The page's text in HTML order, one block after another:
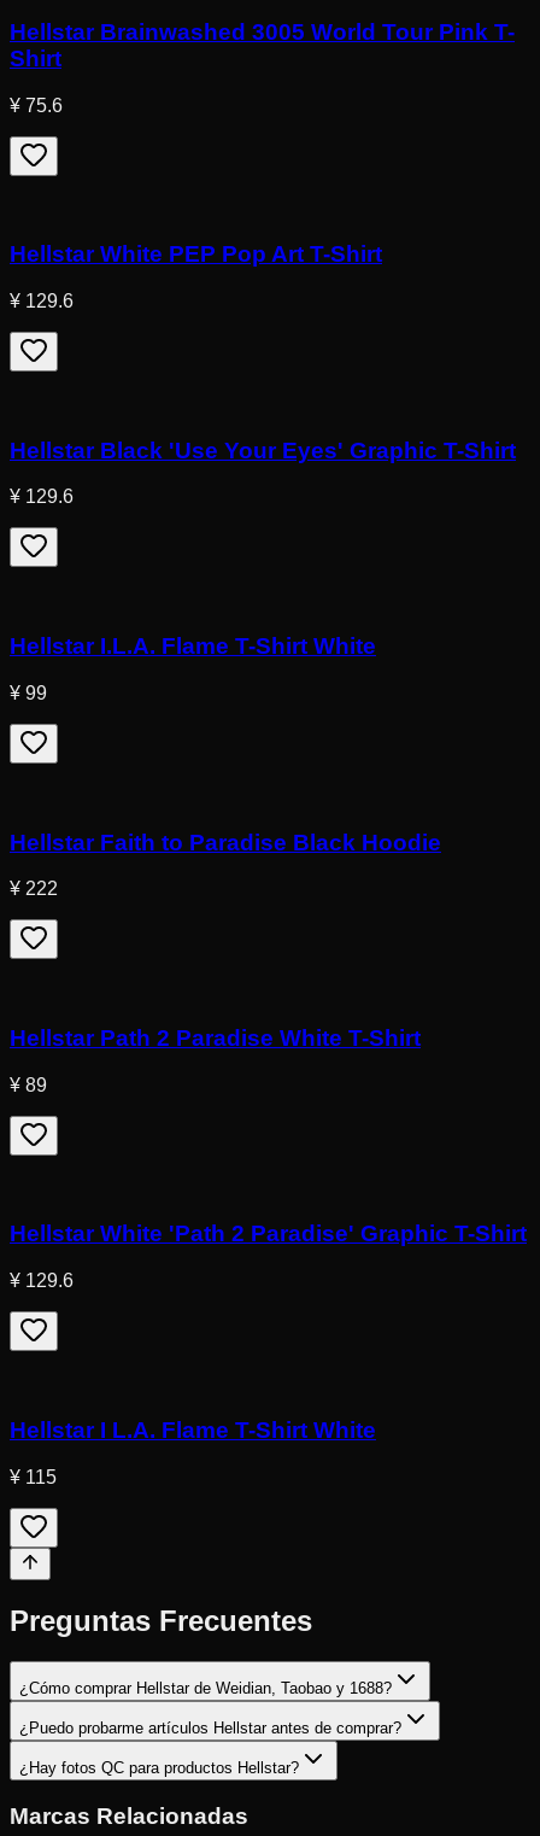
Hellstar Brainwashed 3005 World Tour Pink T-
Shirt
¥ 75.6
Hellstar White PEP Pop Art T-Shirt
¥ 129.6
Hellstar Black 'Use Your Eyes' Graphic T-Shirt
¥ 129.6
Hellstar I.L.A. Flame T-Shirt White
¥ 99
Hellstar Faith to Paradise Black Hoodie
¥ 222
Hellstar Path 2 Paradise White T-Shirt
¥ 89
Hellstar White 'Path 2 Paradise' Graphic T-Shirt
¥ 129.6
Hellstar I L.A. Flame T-Shirt White
¥ 115
Preguntas Frecuentes
¿Cómo comprar Hellstar de Weidian, Taobao y 1688?
¿Puedo probarme artículos Hellstar antes de comprar?
¿Hay fotos QC para productos Hellstar?
Marcas Relacionadas